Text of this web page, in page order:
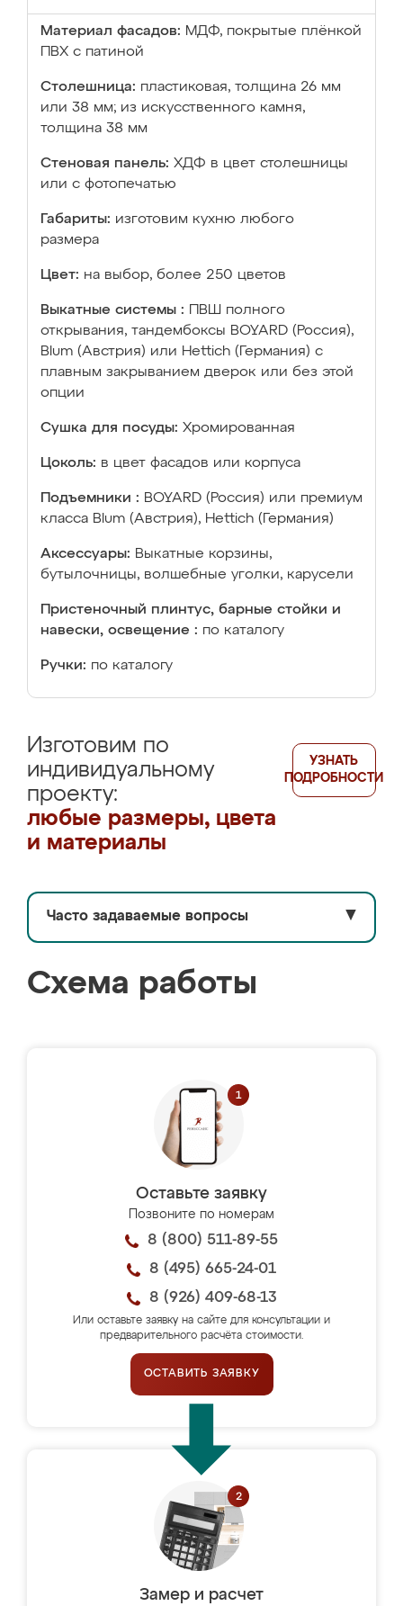
Материал фасадов: МДФ, покрытые плёнкой
ПВХ с патиной
Столешница: пластиковая, толщина 26 мм
или 38 мм; из искусственного камня,
толщина 38 мм
Стеновая панель: ХДФ в цвет столешницы
или с фотопечатью
Габариты: изготовим кухню любого
размера
Цвет: на выбор, более 250 цветов
Выкатные системы :
ПВШ полного
открывания, тандембоксы BOYARD (Россия),
Blum (Австрия) или Hettich (Германия) с
плавным закрыванием дверок или без этой
опции
Сушка для посуды: Хромированная
Цоколь: в цвет фасадов или корпуса
Подъемники : BOYARD (Россия) или премиум
класса Blum (Австрия), Hettich (Германия)
Аксессуары: Выкатные корзины,
бутылочницы, волшебные уголки, карусели
Пристеночный плинтус, барные стойки и
навески, освещение : по каталогу
Ручки: по каталогу
Изготовим по
индивидуальному
проекту:
любые размеры, цвета
и материалы
УЗНАТЬ
ПОДРОБНОСТИ
Часто задаваемые вопросы ▼
Схема работы
Оставьте заявку
Позвоните по номерам
8 (800) 511-89-55
8 (495) 665-24-01
8 (926) 409-68-13
Или оставьте заявку на сайте для консультации и
предварительного расчёта стоимости.
ОСТАВИТЬ ЗАЯВКУ
Замер и расчет